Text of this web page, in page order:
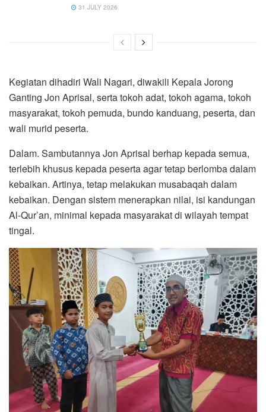
31 JULY 2026
Kegiatan dihadiri Wali Nagari, diwakili Kepala Jorong
Ganting Jon Aprisal, serta tokoh adat, tokoh agama, tokoh
masyarakat, tokoh pemuda, bundo kanduang, peserta, dan
wali murid peserta.
Dalam. Sambutannya Jon Aprisal berhap kepada semua,
terlebih khusus kepada peserta agar tetap berlomba dalam
kebaikan. Artinya, tetap melakukan musabaqah dalam
kebaikan. Dengan sistem menerapkan nilai, isi kandungan
Al-Qur’an, minimal kepada masyarakat di wilayah tempat
tingal.